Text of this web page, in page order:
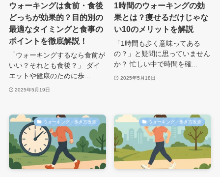
ウォーキングは食前・食後
どっちが効果的？目的別の
最適なタイミングと食事の
ポイントを徹底解説！
「ウォーキングするなら食前が
いい？それとも食後？」 ダイ
エットや健康のために歩...
2025年5月19日
1時間のウォーキングの効
果とは？痩せるだけじゃな
い10のメリットを解説
「1時間も歩く意味ってある
の？」と疑問に思っていません
か？ 忙しい中で時間を確...
2025年5月18日
ウォーキング・歩き方改善 ウォーキング・歩き方改善